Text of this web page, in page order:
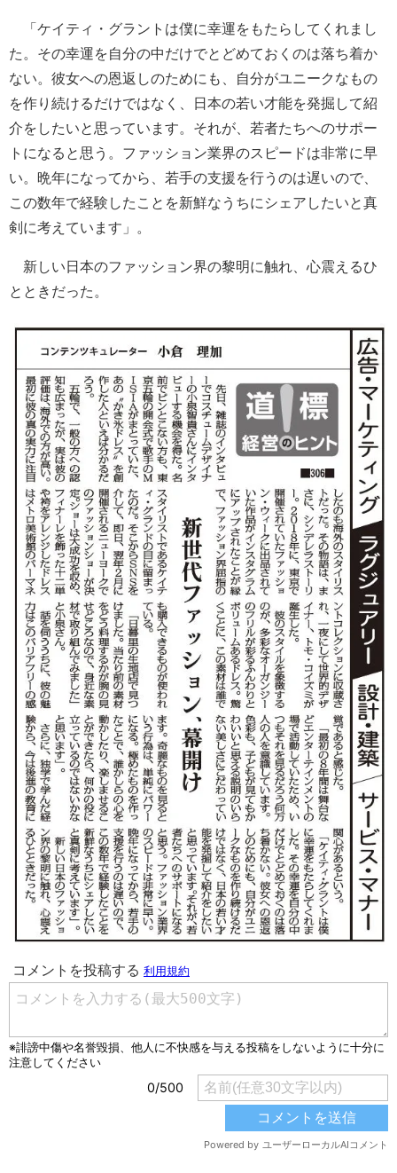
「ケイティ・グラントは僕に幸運をもたらしてくれまし
た。その幸運を自分の中だけでとどめておくのは落ち着か
ない。彼女への恩返しのためにも、自分がユニークなもの
を作り続けるだけではなく、日本の若い才能を発掘して紹
介をしたいと思っています。それが、若者たちへのサポー
トになると思う。ファッション業界のスピードは非常に早
い。晩年になってから、若手の支援を行うのは遅いので、
この数年で経験したことを新鮮なうちにシェアしたいと真
剣に考えています」。
新しい日本のファッション界の黎明に触れ、心震えるひ
とときだった。